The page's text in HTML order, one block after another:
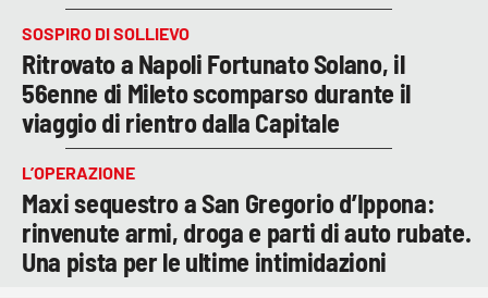
SOSPIRO DI SOLLIEVO
Ritrovato a Napoli Fortunato Solano, il
56enne di Mileto scomparso durante il
viaggio di rientro dalla Capitale
L’OPERAZIONE
Maxi sequestro a San Gregorio d’Ippona:
rinvenute armi, droga e parti di auto rubate.
Una pista per le ultime intimidazioni